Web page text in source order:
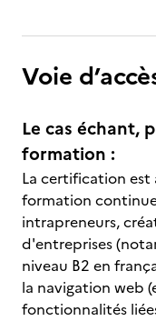
Voie
Le cas échant,
formation :
La certification est
formation
intrapreneurs,
d'entreprises
niveau B2 en
la navigation web
fonctionnalités